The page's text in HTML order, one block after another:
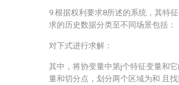
9.根据权利要求8所述的系统，其特
求的历史数据分类至不同场景包括：
对下式进行求解：
其中，将协变量中第j个特征变量和
量和切分点，划分两个区域为和 且 找